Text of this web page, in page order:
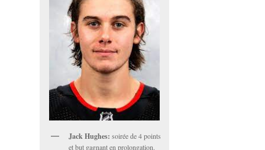
Jack Hughes: soirée de 4 points
et but gagnant en prolongation.